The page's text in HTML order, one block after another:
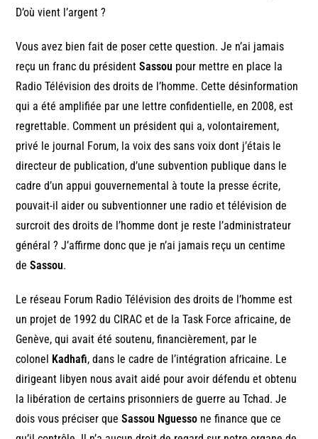
D’où vient l’argent ?
Vous avez bien fait de poser cette question. Je n’ai jamais
reçu un franc du présidentSassou pour mettre en place la
Radio Télévision des droits de l’homme. Cette désinformation
qui a été amplifiée par une lettre confidentielle, en 2008, est
regrettable. Comment un président qui a, volontairement,
privé le journal Forum, la voix des sans voix dont j’étais le
directeur de publication, d’une subvention publique dans le
cadre d’un appui gouvernemental à toute la presse écrite,
pouvait-il aider ou subventionner une radio et télévision de
surcroit des droits de l’homme dont je reste l’administrateur
général ? J’affirme donc que je n’ai jamais reçu un centime
deSassou.
Le réseau Forum Radio Télévision des droits de l’homme est
un projet de 1992 du CIRAC et de la Task Force africaine, de
Genève, qui avait été soutenu, financièrement, par le
colonel Kadhafi, dans le cadre de l’intégration africaine. Le
dirigeant libyen nous avait aidé pour avoir défendu et obtenu
la libération de certains prisonniers de guerre au Tchad. Je
dois vous préciser queSassou Nguesso ne finance que ce